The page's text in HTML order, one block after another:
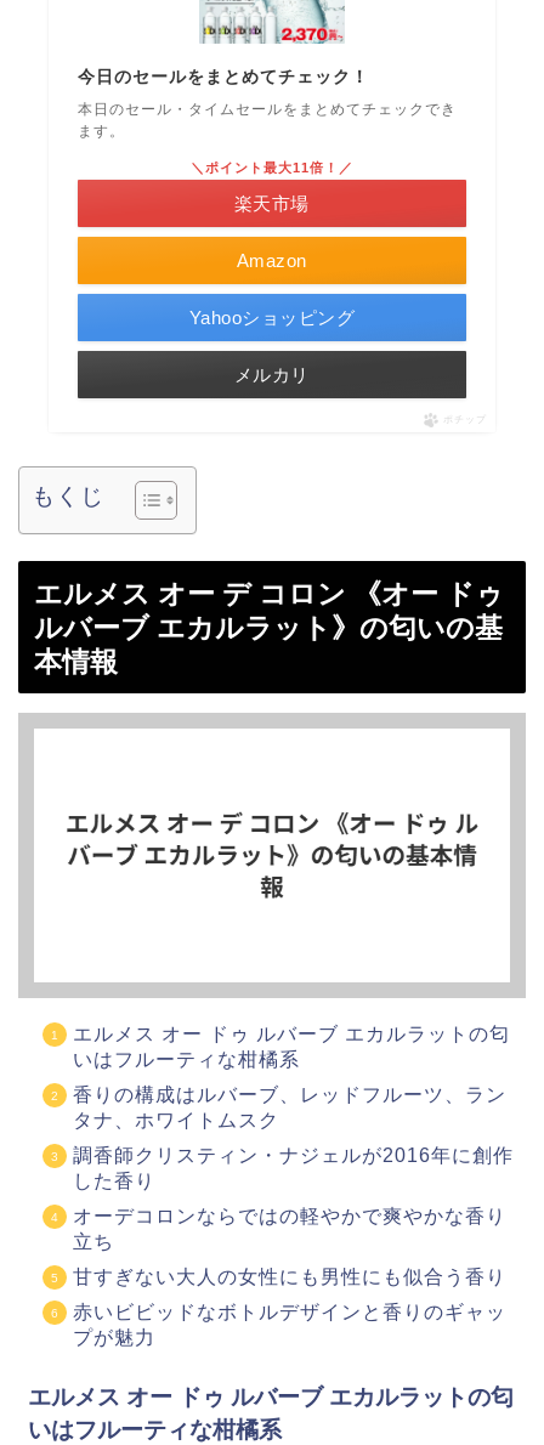
今日のセールをまとめてチェック！
本日のセール・タイムセールをまとめてチェックでき
ます。
Amazon
＼ポイント最大11倍！／
楽天市場
Yahooショッピング
メルカリ
ポチップ
もくじ
エルメス オー デ コロン 《オー ドゥ
ルバーブ エカルラット》の匂いの基
本情報
エルメス オー ドゥ ルバーブ エカルラットの匂
いはフルーティな柑橘系
香りの構成はルバーブ、レッドフルーツ、ラン
タナ、ホワイトムスク
調香師クリスティン・ナジェルが2016年に創作
した香り
オーデコロンならではの軽やかで爽やかな香り
立ち
甘すぎない大人の女性にも男性にも似合う香り
赤いビビッドなボトルデザインと香りのギャッ
プが魅力
エルメス オー ドゥ ルバーブ エカルラットの匂
いはフルーティな柑橘系